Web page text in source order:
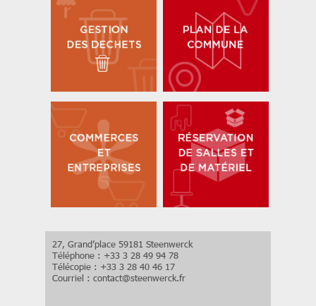
27, Grand’place 59181 Steenwerck
Téléphone : +33 3 28 49 94 78
Télécopie : +33 3 28 40 46 17
Courriel : contact@steenwerck.fr